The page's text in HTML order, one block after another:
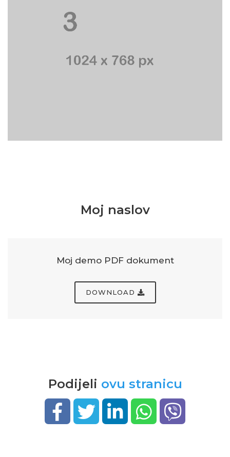
Moj naslov
Moj demo PDF dokument
DOWNLOAD
Podijeli ovu stranicu